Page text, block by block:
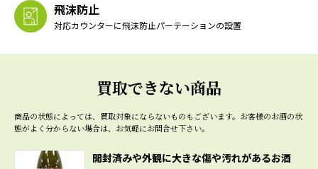
飛沫防止
対応カウンターに飛沫防止パーテーションの設置
買取できない商品
商品の状態によっては、買取対象にならないものもございます。 お客様のお酒の状
態がよく分からない場合は、お気軽にお問合せ下さい。
開封済みや外観に大きな傷や汚れがあるお酒